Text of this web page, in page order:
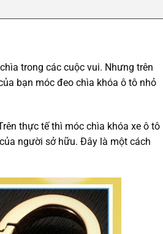
trong các cuộc vui. Nhưng trên
bạn móc đeo chìa khóa ô tô nhỏ
thực tế thì móc chìa khóa xe ô tô
người sở hữu. Đây là một cách